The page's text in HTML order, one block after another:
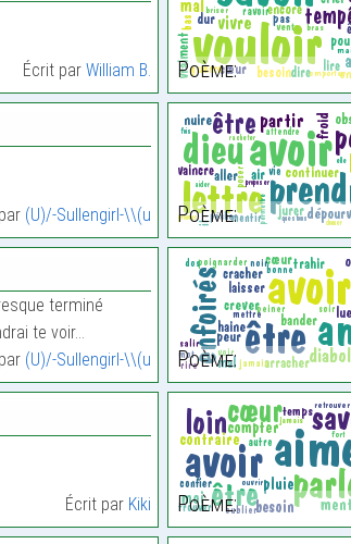
Écrit parWilliam B. Poème:
(U)/-Sullengirl-\\(u Poème:
terminé
te voir…
(U)/-Sullengirl-\\(u Poème:
Écrit par Kiki Poème: